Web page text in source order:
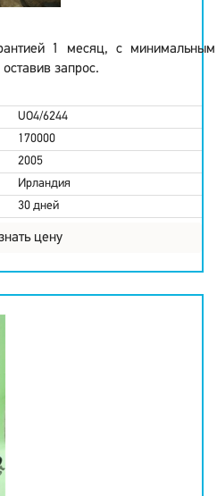
1 месяц, с минимальным
запрос.
UO4/6244
170000
2005
Ирландия
30 дней
цену